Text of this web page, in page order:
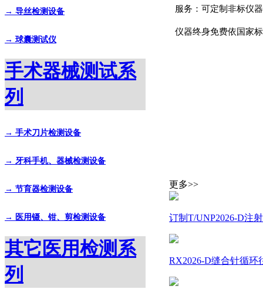
→ 导丝检测设备
→ 球囊测试仪
手术器械测试系
列
→ 手术刀片检测设备
→ 牙科手机、器械检测设备
→ 节育器检测设备
→ 医用镊、钳、剪检测设备
其它医用检测系
列
服务：可定制非标仪器
仪器终身免费依国家
更多>>
订制T/UNP2026-D注
RX2026-D缝合针循环